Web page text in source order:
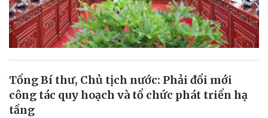
Tổng Bí thư, Chủ tịch nước: Phải đổi mới
công tác quy hoạch và tổ chức phát triển hạ
tầng